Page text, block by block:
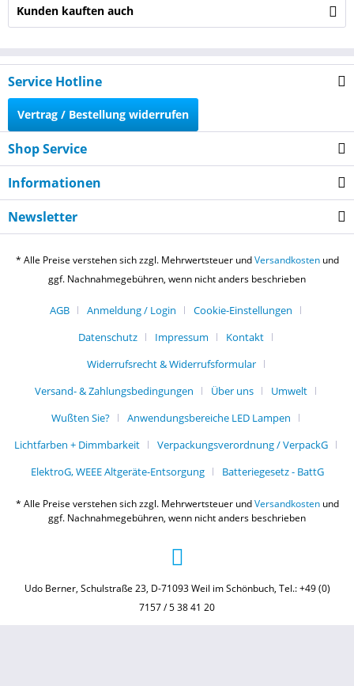
Kunden kauften auch
Service Hotline
Vertrag / Bestellung widerrufen
Shop Service
Informationen
Newsletter
* Alle Preise verstehen sich zzgl. Mehrwertsteuer undVersandkostenund
ggf. Nachnahmegebühren, wenn nicht anders beschrieben
AGB Anmeldung / Login
Cookie-Einstellungen
Datenschutz
Impressum
Kontakt
Widerrufsrecht & Widerrufsformular
Versand- & Zahlungsbedingungen
Über uns
Umwelt
Wußten Sie?
Anwendungsbereiche LED Lampen
Lichtfarben + Dimmbarkeit
Verpackungsverordnung / VerpackG
ElektroG, WEEE Altgeräte-Entsorgung
Batteriegesetz - BattG
* Alle Preise verstehen sich zzgl. Mehrwertsteuer undVersandkostenund
ggf. Nachnahmegebühren, wenn nicht anders beschrieben
Udo Berner, Schulstraße 23, D-71093 Weil im Schönbuch, Tel.: +49 (0)
7157 / 5 38 41 20